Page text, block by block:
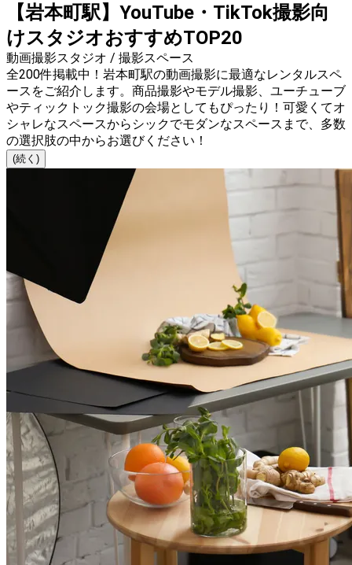
【岩本町駅】YouTube・TikTok撮影向
けスタジオおすすめTOP20
動画撮影スタジオ / 撮影スペース
全200件掲載中！岩本町駅の動画撮影に最適なレンタルスペ
ースをご紹介します。商品撮影やモデル撮影、ユーチューブ
やティックトック撮影の会場としてもぴったり！可愛くてオ
シャレなスペースからシックでモダンなスペースまで、多数
の選択肢の中からお選びください！
(続く)